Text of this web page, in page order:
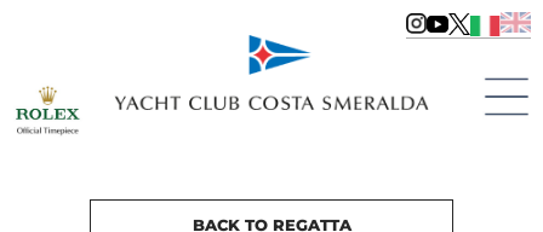
BACK TO REGATTA